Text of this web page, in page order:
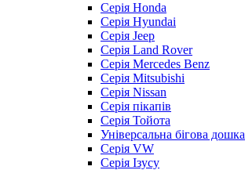
Серія Honda
Серія Hyundai
Серія Jeep
Серія Land Rover
Серія Mercedes Benz
Серія Mitsubishi
Серія Nissan
Серія пікапів
Серія Тойота
Універсальна бігова дошка
Серія VW
Серія Ізусу